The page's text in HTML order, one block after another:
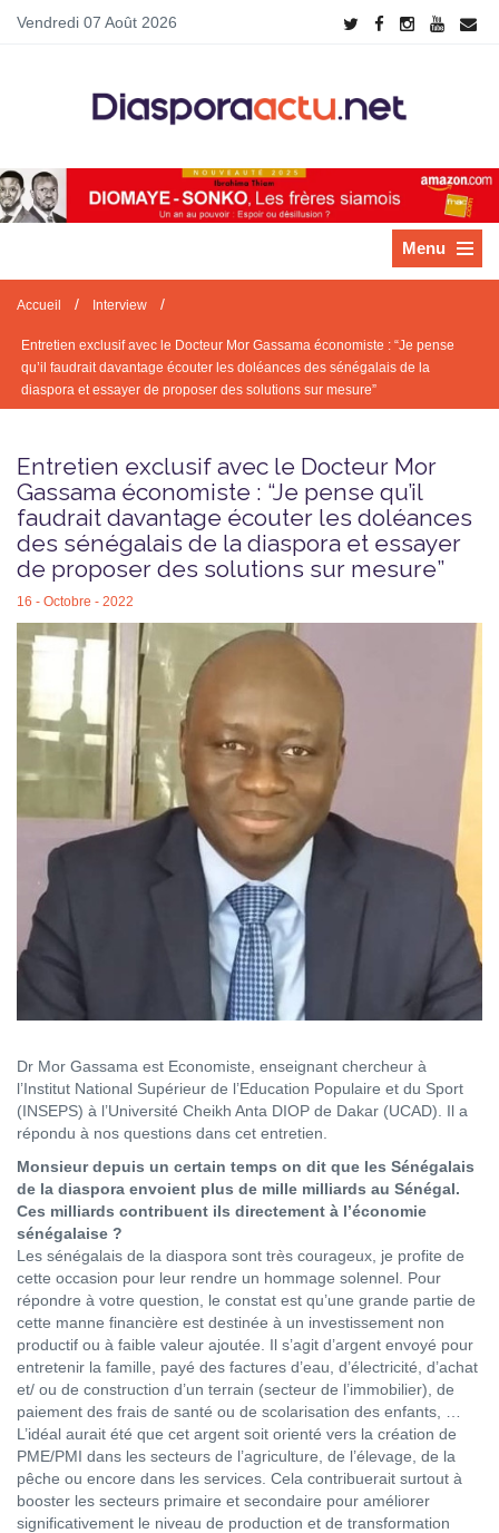
Vendredi 07 Août 2026
Menu
Accueil / Interview /
Entretien exclusif avec le Docteur Mor Gassama économiste : “Je pense
qu’il faudrait davantage écouter les doléances des sénégalais de la
diaspora et essayer de proposer des solutions sur mesure”
Entretien exclusif avec le Docteur Mor
Gassama économiste : “Je pense qu’il
faudrait davantage écouter les doléances
des sénégalais de la diaspora et essayer
de proposer des solutions sur mesure”
16 - Octobre - 2022
Dr Mor Gassama est Economiste, enseignant chercheur à
l’Institut National Supérieur de l’Education Populaire et du Sport
(INSEPS) à l’Université Cheikh Anta DIOP de Dakar (UCAD). Il a
répondu à nos questions dans cet entretien.
Monsieur depuis un certain temps on dit que les Sénégalais
de la diaspora envoient plus de mille milliards au Sénégal.
Ces milliards contribuent ils directement à l’économie
sénégalaise ?
Les sénégalais de la diaspora sont très courageux, je profite de
cette occasion pour leur rendre un hommage solennel. Pour
répondre à votre question, le constat est qu’une grande partie de
cette manne financière est destinée à un investissement non
productif ou à faible valeur ajoutée. Il s’agit d’argent envoyé pour
entretenir la famille, payé des factures d’eau, d’électricité, d’achat
et/ ou de construction d’un terrain (secteur de l’immobilier), de
paiement des frais de santé ou de scolarisation des enfants, …
L’idéal aurait été que cet argent soit orienté vers la création de
PME/PMI dans les secteurs de l’agriculture, de l’élevage, de la
pêche ou encore dans les services. Cela contribuerait surtout à
booster les secteurs primaire et secondaire pour améliorer
significativement le niveau de production et de transformation